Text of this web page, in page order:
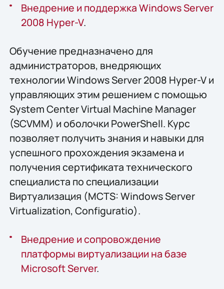
Внедрение и поддержка Windows Server
2008 Hyper-V.
Обучение предназначено для
администраторов, внедряющих
технологии Windows Server 2008 Hyper-V и
управляющих этим решением с помощью
System Center Virtual Machine Manager
(SCVMM) и оболочки PowerShell. Курс
позволяет получить знания и навыки для
успешного прохождения экзамена и
получения сертификата технического
специалиста по специализации
Виртуализация (MCTS: Windows Server
Virtualization, Configuratio).
Внедрение и сопровождение
платформы виртуализации на базе
Microsoft Server.